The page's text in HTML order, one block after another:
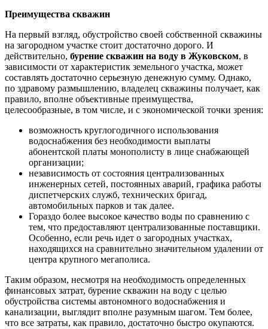
Преимущества скважин
На первый взгляд, обустройство своей собственной скважины
на загородном участке стоит достаточно дорого. И
действительно, бурение скважин на воду в Жуковском, в
зависимости от характеристик земельного участка, может
составлять достаточно серьезную денежную сумму. Однако,
по здравому размышлению, владелец скважины получает, как
правило, вполне объективные преимущества,
целесообразные, в том числе, и с экономической точки зрения:
возможность круглогодичного использования
водоснабжения без необходимости выплаты
абонентской платы монополисту в лице снабжающей
организации;
независимость от состояния централизованных
инженерных сетей, постоянных аварий, графика работы
диспетчерских служб, технических бригад,
автомобильных парков и так далее.
Гораздо более высокое качество воды по сравнению с
тем, что предоставляют централизованные поставщики.
Особенно, если речь идет о загородных участках,
находящихся на сравнительно значительном удалении от
центра крупного мегаполиса.
Таким образом, несмотря на необходимость определенных
финансовых затрат, бурение скважин на воду с целью
обустройства системы автономного водоснабжения и
канализации, выглядит вполне разумным шагом. Тем более,
что все затраты, как правило, достаточно быстро окупаются.